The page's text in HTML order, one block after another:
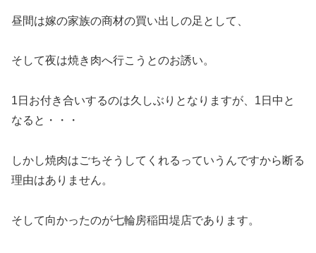
昼間は嫁の家族の商材の買い出しの足として、
そして夜は焼き肉へ行こうとのお誘い。
1日お付き合いするのは久しぶりとなりますが、1日中と
なると・・・
しかし焼肉はごちそうしてくれるっていうんですから断る
理由はありません。
そして向かったのが七輪房稲田堤店であります。